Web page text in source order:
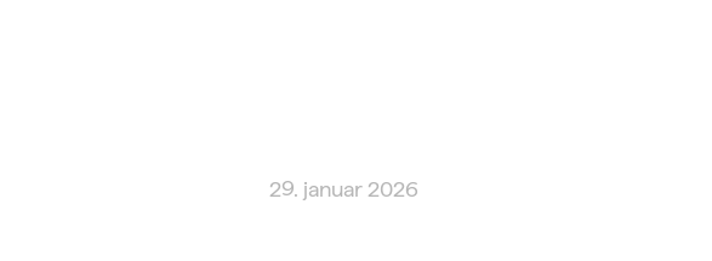
29. januar 2026